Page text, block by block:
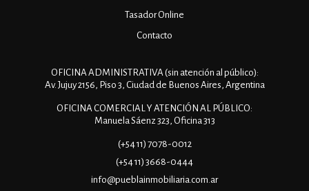
Tasador Online
Contacto
OFICINA ADMINISTRATIVA (sin atención al público):
Av. Jujuy 2156, Piso 3, Ciudad de Buenos Aires, Argentina
OFICINA COMERCIAL Y ATENCIÓN AL PÚBLICO:
Manuela Sáenz 323, Oficina 313
(+54 11) 7078-0012
(+54 11) 3668-0444
info@pueblainmobiliaria.com.ar